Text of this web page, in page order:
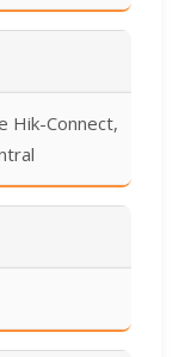
Hik-Connect,